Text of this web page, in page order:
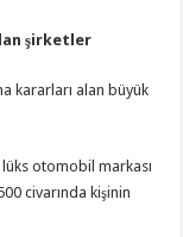
şirketler
kararları alan büyük
otomobil markası
civarında kişinin